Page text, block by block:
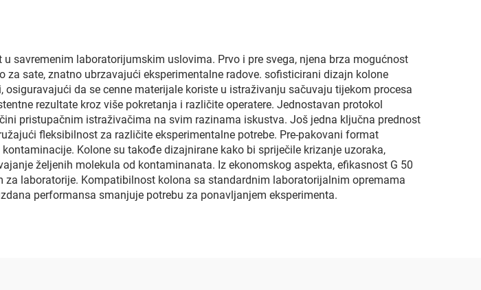
savremenim laboratorijumskim uslovima. Prvo i pre svega, njena brza mogućnost
sate, znatno ubrzavajući eksperimentalne radove. sofisticirani dizajn kolone
da se cenne materijale koriste u istraživanju sačuvaju tijekom procesa
rezultate kroz više pokretanja i različite operatere. Jednostavan protokol
pristupačnim istraživačima na svim razinama iskustva. Još jedna ključna prednost
fleksibilnost za različite eksperimentalne potrebe. Pre-pakovani format
Kolone su takođe dizajnirane kako bi spriječile krizanje uzoraka,
željenih molekula od kontaminanata. Iz ekonomskog aspekta, efikasnost G 50
laboratorije. Kompatibilnost kolona sa standardnim laboratorijalnim opremama
performansa smanjuje potrebu za ponavljanjem eksperimenta.